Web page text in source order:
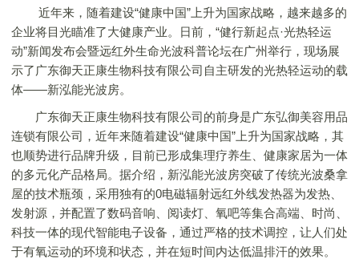
近年来，随着建设“健康中国”上升为国家战略，越来越多的
企业将目光瞄准了大健康产业。日前，“健行新起点·光热轻运
动”新闻发布会暨远红外生命光波科普论坛在广州举行，现场展
示了广东御天正康生物科技有限公司自主研发的光热轻运动的载
体——新泓能光波房。
广东御天正康生物科技有限公司的前身是广东弘御美容用品
连锁有限公司，近年来随着建设“健康中国”上升为国家战略，其
也顺势进行品牌升级，目前已形成集理疗养生、健康家居为一体
的多元化产品格局。据介绍，新泓能光波房突破了传统光波桑拿
屋的技术瓶颈，采用独有的0电磁辐射远红外线发热器为发热、
发射源，并配置了数码音响、阅读灯、氧吧等集合高端、时尚、
科技一体的现代智能电子设备，通过严格的技术调控，让人们处
于有氧运动的环境和状态，并在短时间内达低温排汗的效果。